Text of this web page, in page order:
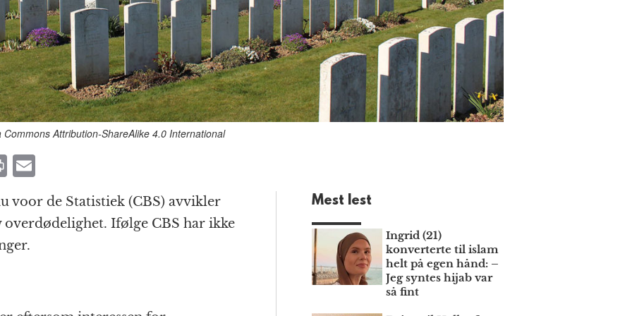
Attribution-ShareAlike 4.0 International
P
n
t
m
ai
l
voor de Statistiek (CBS) avvikler
overdødelighet. Ifølge CBS har ikke
Mest lest
Ingrid (21)
konverterte til islam
helt på egen hånd: –
Jeg syntes hijab var
så fint